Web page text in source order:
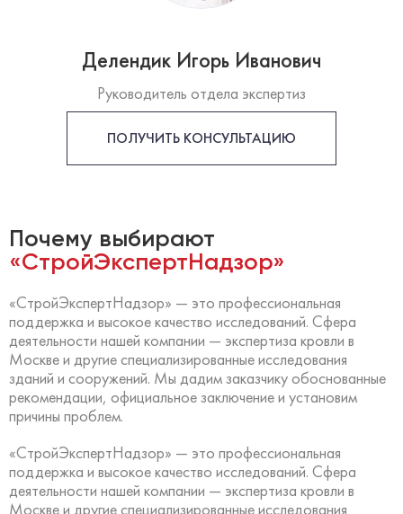
Делендик Игорь Иванович
Руководитель отдела экспертиз
ПОЛУЧИТЬ КОНСУЛЬТАЦИЮ
Почему выбирают
«СтройЭкспертНадзор»
«СтройЭкспертНадзор» — это профессиональная
поддержка и высокое качество исследований. Сфера
деятельности нашей компании — экспертиза кровли в
Москве и другие специализированные исследования
зданий и сооружений. Мы дадим заказчику обоснованные
рекомендации, официальное заключение и установим
причины проблем.
«СтройЭкспертНадзор» — это профессиональная
поддержка и высокое качество исследований. Сфера
деятельности нашей компании — экспертиза кровли в
Москве и другие специализированные исследования